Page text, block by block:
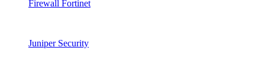
Firewall Fortinet
Juniper Security